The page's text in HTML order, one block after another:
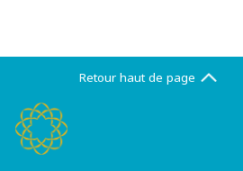
Retour haut de page